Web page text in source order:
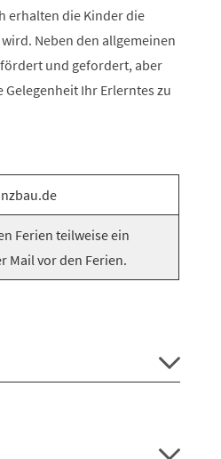
erhalten die Kinder die
Neben den allgemeinen
und gefordert, aber
Ihr Erlerntes zu
Ferien teilweise ein
Mail vor den Ferien.